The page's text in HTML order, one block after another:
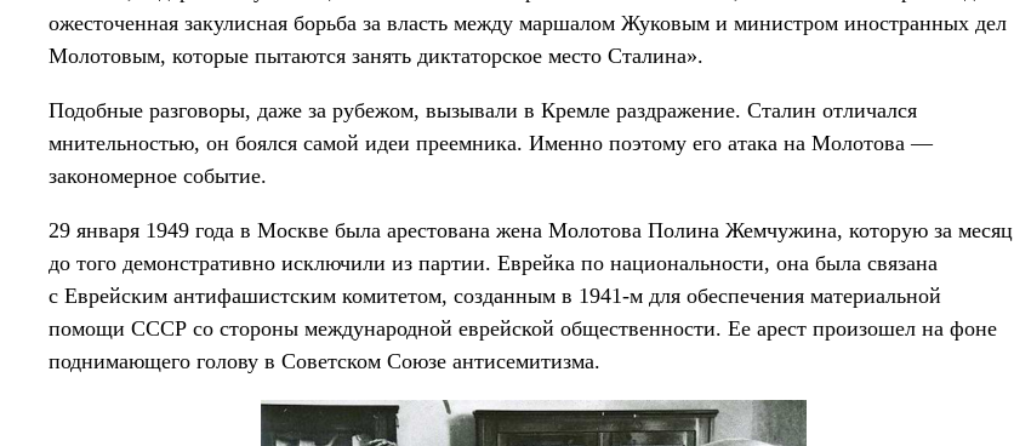
ожесточенная закулисная борьба за власть между маршалом Жуковым и министром иностранных дел
Молотовым, которые пытаются занять диктаторское место Сталина».
Подобные разговоры, даже за рубежом, вызывали в Кремле раздражение. Сталин отличался
мнительностью, он боялся самой идеи преемника. Именно поэтому его атака на Молотова —
закономерное событие.
29 января 1949 года в Москве была арестована жена Молотова Полина Жемчужина, которую за месяц
до того демонстративно исключили из партии. Еврейка по национальности, она была связана
с Еврейским антифашистским комитетом, созданным в 1941-м для обеспечения материальной
помощи СССР со стороны международной еврейской общественности. Ее арест произошел на фоне
поднимающего голову в Советском Союзе антисемитизма.